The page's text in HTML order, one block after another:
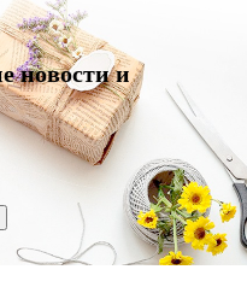
новости и